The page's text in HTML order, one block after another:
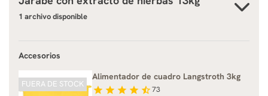
1 archivo disponible
Accesorios
Alimentador de cuadro Langstroth 3kg
star star star star star_half73
FUERA DE STOCK